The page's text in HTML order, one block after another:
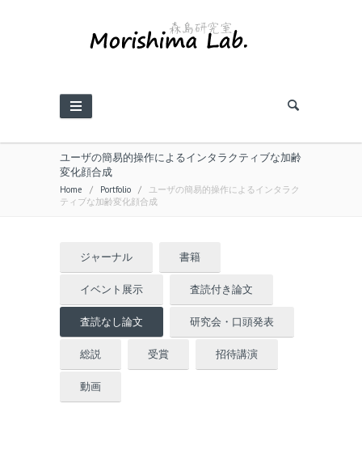
ユーザの簡易的操作によるインタラクティブな加齢
変化顔合成
Home / Portfolio / ユーザの簡易的操作によるインタラク
ティブな加齢変化顔合成
ジャーナル 書籍
イベント展示 査読付き論文
査読なし論文 研究会・口頭発表
総説 受賞 招待講演
動画